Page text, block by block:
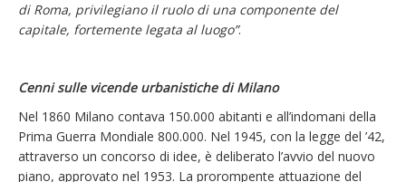
di Roma, privilegiano il ruolo di una componente del
capitale, fortemente legata al luogo”.
Cenni sulle vicende urbanistiche di Milano
Nel 1860 Milano contava 150.000 abitanti e all’indomani della
Prima Guerra Mondiale 800.000. Nel 1945, con la legge del ’42,
attraverso un concorso di idee, è deliberato l’avvio del nuovo
piano, approvato nel 1953. La prorompente attuazione del